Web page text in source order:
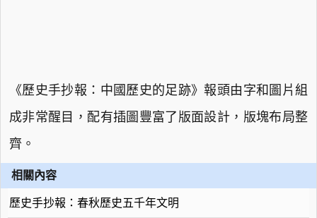
《歷史手抄報：中國歷史的足跡》報頭由字和圖片組
成非常醒目，配有插圖豐富了版面設計，版塊布局整
齊。
相關內容
歷史手抄報：春秋歷史五千年文明